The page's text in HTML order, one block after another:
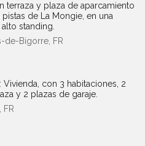
terraza y plaza de aparcamiento
de La Mongie, en una
standing.
de-Bigorre, FR
Vivienda, con 3 habitaciones, 2
y 2 plazas de garaje.
FR